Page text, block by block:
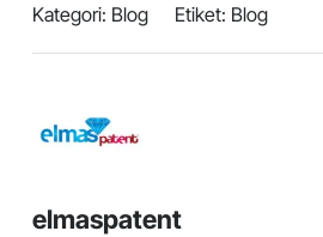
Kategori: Blog Etiket: Blog
elmaspatent